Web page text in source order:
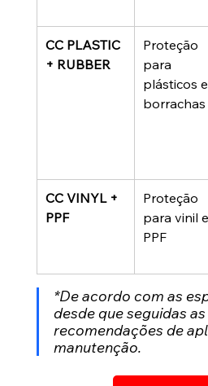
CC PLASTIC
+ RUBBER
Proteção
para
plásticos e
borrachas
CC VINYL +
PPF
Proteção
para vinil e
PPF
*De acordo com as
desde que seguidas as
recomendações de
manutenção.